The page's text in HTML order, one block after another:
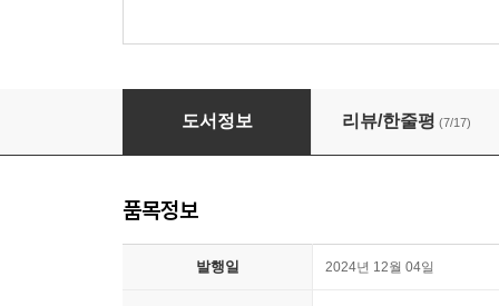
다섯 살 공부 정서
도서정보 리뷰/한줄평 (7/17)
품목정보
발행일 2024년 12월 04일